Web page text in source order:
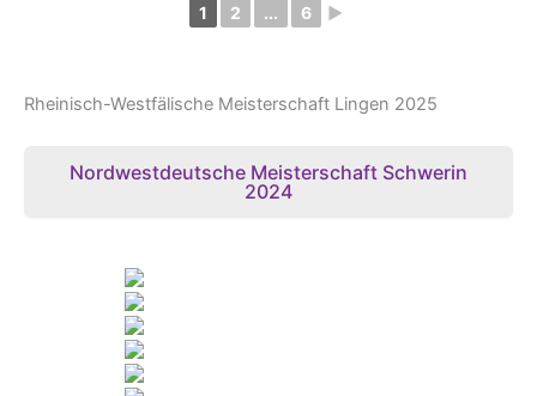
1 2 ... 6 ►
Rheinisch-Westfälische Meisterschaft Lingen 2025
Nordwestdeutsche Meisterschaft Schwerin
2024